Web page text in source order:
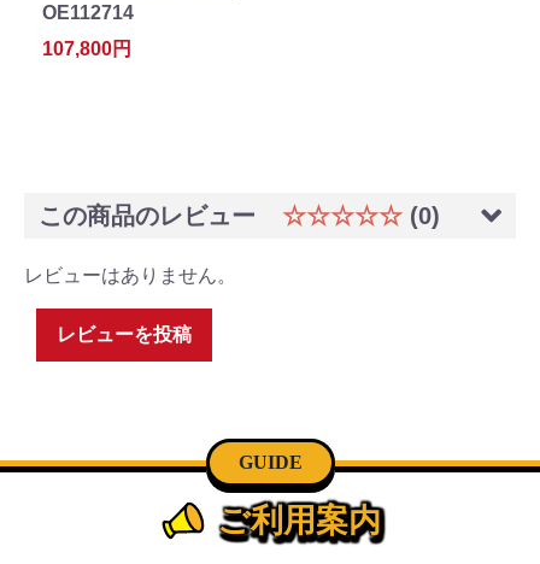
OE112714
107,800円
この商品のレビュー ☆☆☆☆☆ (0)
レビューはありません。
レビューを投稿
GUIDE
ご利用案内